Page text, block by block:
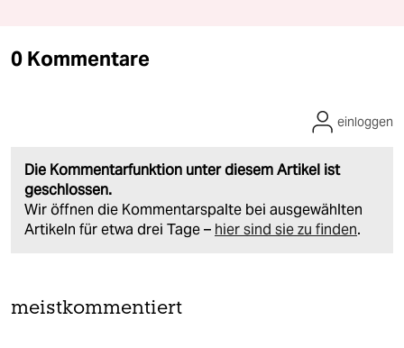
0 Kommentare
Die Kommentarfunktion unter diesem Artikel ist
geschlossen.
Wir öffnen die Kommentarspalte bei ausgewählten
Artikeln für etwa drei Tage – hier sind sie zu finden.
einloggen
meistkommentiert